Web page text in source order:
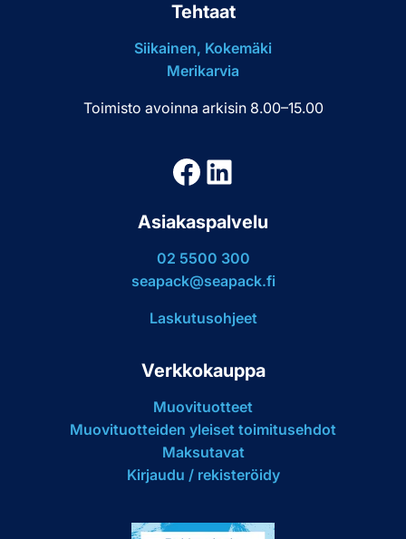
Tehtaat
Siikainen, Kokemäki
Merikarvia
Toimisto avoinna arkisin 8.00–15.00
Facebook
LinkedIn
Asiakaspalvelu
02 5500 300
seapack@seapack.fi
Laskutusohjeet
Verkkokauppa
Muovituotteet
Muovituotteiden yleiset toimitusehdot
Maksutavat
Kirjaudu / rekisteröidy